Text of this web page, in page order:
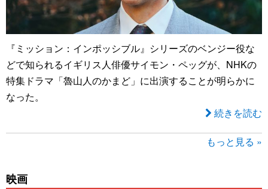
『ミッション：インポッシブル』シリーズのベンジー役な
どで知られるイギリス人俳優サイモン・ペッグが、NHKの
特集ドラマ「魯山人のかまど」に出演することが明らかに
なった。
続きを読む
もっと見る »
映画